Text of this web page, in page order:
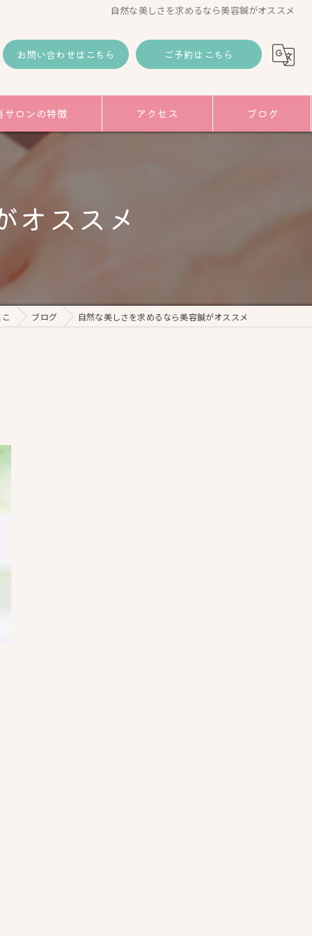
自然な美しさを求めるなら美容鍼がオススメ
お問い合わせはこちら ご予約はこちら
サロンの特徴 アクセス ブログ
オススメ
ブログ 自然な美しさを求めるなら美容鍼がオススメ